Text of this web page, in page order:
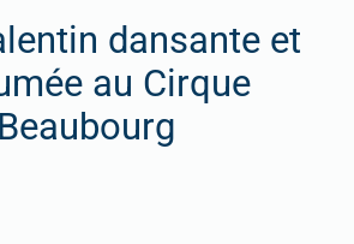
dansante et
au Cirque
Beaubourg